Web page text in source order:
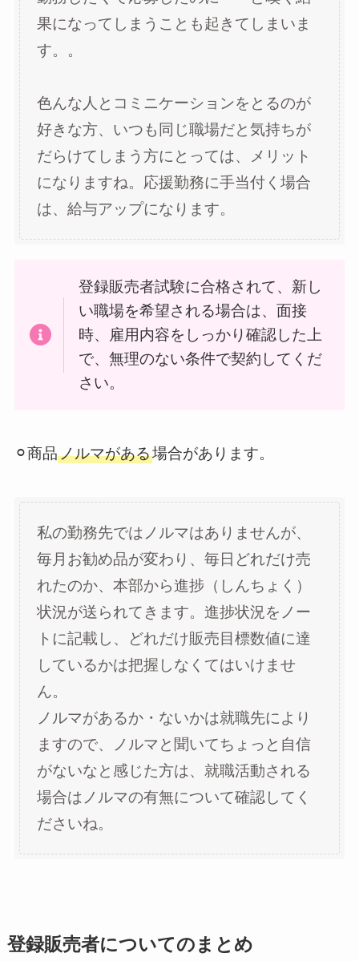
果になってしまうことも起きてしまいま
す。。
色んな人とコミニケーションをとるのが
好きな方、いつも同じ職場だと気持ちが
だらけてしまう方にとっては、メリット
になりますね。応援勤務に手当付く場合
は、給与アップになります。
登録販売者試験に合格されて、新し
い職場を希望される場合は、面接
時、雇用内容をしっかり確認した上
で、無理のない条件で契約してくだ
さい。
⚪︎商品ノルマがある場合があります。
私の勤務先ではノルマはありませんが、
毎月お勧め品が変わり、毎日どれだけ売
れたのか、本部から進捗（しんちょく）
状況が送られてきます。進捗状況をノー
トに記載し、どれだけ販売目標数値に達
しているかは把握しなくてはいけませ
ん。
ノルマがあるか・ないかは就職先により
ますので、ノルマと聞いてちょっと自信
がないなと感じた方は、就職活動される
場合はノルマの有無について確認してく
ださいね。
登録販売者についてのまとめ